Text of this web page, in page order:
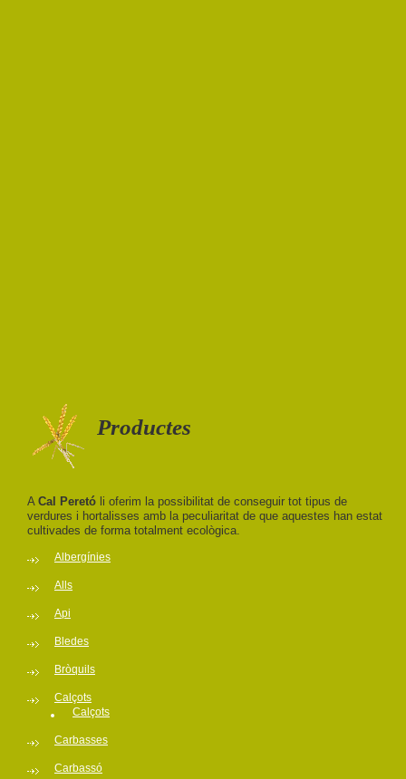
Productes
A Cal Peretó li oferim la possibilitat de conseguir tot tipus de
verdures i hortalisses amb la peculiaritat de que aquestes han estat
cultivades de forma totalment ecològica.
Albergínies
Alls
Api
Bledes
Bròquils
Calçots
Calçots
Carbasses
Carbassó